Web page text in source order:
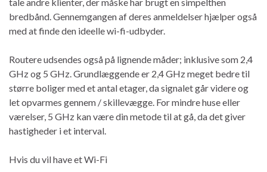
bredbånd. Gennemgangen af ​​deres anmeldelser hjælper også
med at finde den ideelle wi-fi-udbyder.
Routere udsendes også på lignende måder; inklusive som 2,4
GHz og 5 GHz. Grundlæggende er 2,4 GHz meget bedre til
større boliger med et antal etager, da signalet går videre og
let opvarmes gennem / skillevægge. For mindre huse eller
værelser, 5 GHz kan være din metode til at gå, da det giver
hastigheder i et interval.
Hvis du vil have et Wi-Fi